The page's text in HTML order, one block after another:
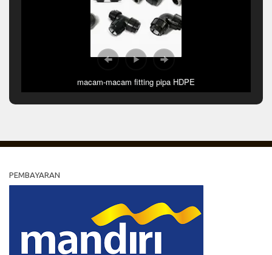
macam-macam fitting pipa HDPE
PEMBAYARAN